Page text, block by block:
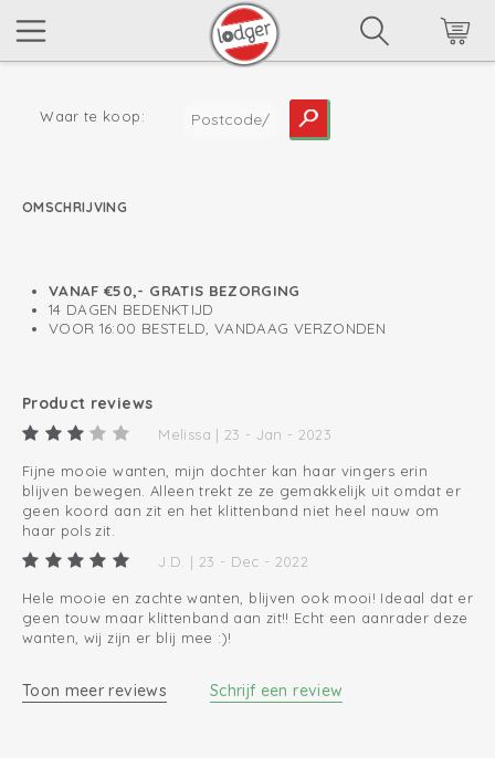
Waar te koop:
OMSCHRIJVING
VANAF €50,- GRATIS BEZORGING
14 DAGEN BEDENKTIJD
VOOR 16:00 BESTELD, VANDAAG VERZONDEN
Product reviews
Melissa | 23 - Jan - 2023
Fijne mooie wanten, mijn dochter kan haar vingers erin
blijven bewegen. Alleen trekt ze ze gemakkelijk uit omdat er
geen koord aan zit en het klittenband niet heel nauw om
haar pols zit.
J.D. | 23 - Dec - 2022
Hele mooie en zachte wanten, blijven ook mooi! Ideaal dat er
geen touw maar klittenband aan zit!! Echt een aanrader deze
wanten, wij zijn er blij mee :)!
Toon meer reviews Schrijf een review